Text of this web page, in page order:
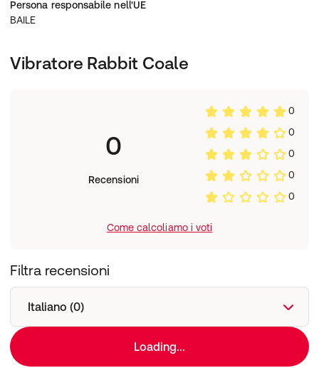
Persona responsabile nell'UE
BAILE
Vibratore Rabbit Coale
0
Recensioni
0
0
0
0
0
Come calcoliamo i voti
Filtra recensioni
Italiano (0)
Loading...